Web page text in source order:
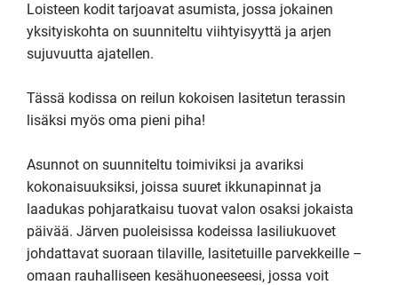
Loisteen kodit tarjoavat asumista, jossa jokainen
yksityiskohta on suunniteltu viihtyisyyttä ja arjen
sujuvuutta ajatellen.
Tässä kodissa on reilun kokoisen lasitetun terassin
lisäksi myös oma pieni piha!
Asunnot on suunniteltu toimiviksi ja avariksi
kokonaisuuksiksi, joissa suuret ikkunapinnat ja
laadukas pohjaratkaisu tuovat valon osaksi jokaista
päivää. Järven puoleisissa kodeissa lasiliukuovet
johdattavat suoraan tilaville, lasitetuille parvekkeille –
omaan rauhalliseen kesähuoneeseesi, jossa voit